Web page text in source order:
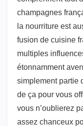
champagnes
la nourriture est
fusion de cuisine
multiples
étonnamment
simplement partie
de ça pour vous
vous n’oublierez
assez chanceux